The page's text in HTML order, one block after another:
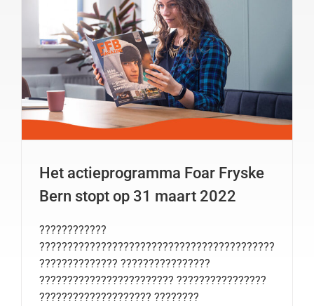
Het actieprogramma Foar Fryske
Bern stopt op 31 maart 2022
????????????
??????????????????????????????????????????
?????????????? ????????????????
???????????????????????? ????????????????
???????????????????? ????????